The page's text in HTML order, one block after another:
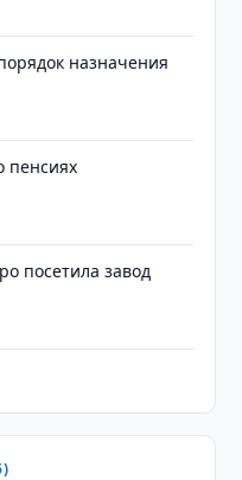
назначения
пенсиях
посетила завод